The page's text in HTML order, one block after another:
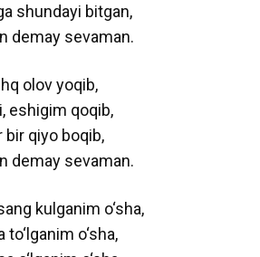
shundayi bitgan,
demay sevaman.
olov yoqib,
eshigim qoqib,
bir qiyo boqib,
demay sevaman.
kulganim o‘sha,
o‘sha,